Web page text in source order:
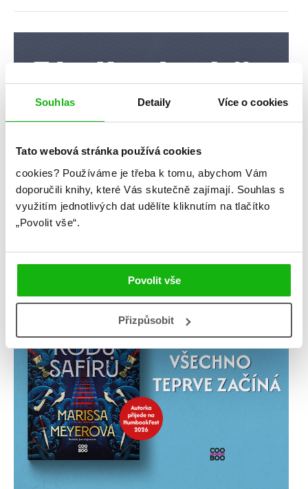
Souhlas Detaily Více o cookies
Tato webová stránka používá cookies
cookies? Používáme je třeba k tomu, abychom Vám
doporučili knihy, které Vás skutečně zajímají. Souhlas s
využitím jednotlivých dat udělíte kliknutím na tlačítko
„Povolit vše“.
Povolit vše
Přizpůsobit